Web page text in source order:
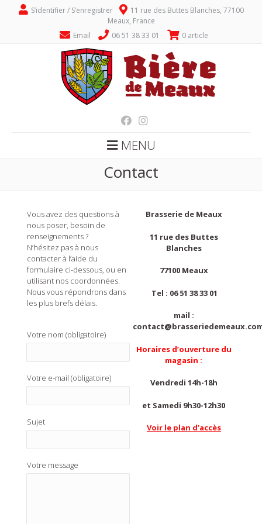
S’identifier / S’enregistrer
11 rue des Buttes Blanches, 77100
Meaux, France
Email
06 51 38 33 01 0 article
MENU
Contact
Vous avez des questions à
nous poser, besoin de
renseignements ?
N’hésitez pas à nous
contacter à l’aide du
formulaire ci-dessous, ou en
utilisant nos coordonnées.
Nous vous répondrons dans
les plus brefs délais.
Votre nom (obligatoire)
Votre e-mail (obligatoire)
Sujet
Votre message
Brasserie de Meaux
11 rue des Buttes
Blanches
77100 Meaux
Tel : 06 51 38 33 01
mail :
Horaires d’ouverture du
magasin :
Vendredi 14h-18h
et Samedi 9h30-12h30
Voir le plan d’accès